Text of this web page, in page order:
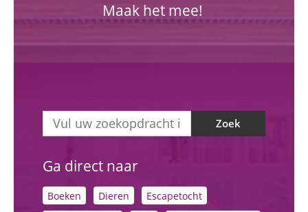
Maak het mee!
Zoek
Ga direct naar
Boeken Dieren
Escapetocht